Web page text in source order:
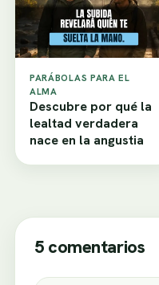
PARÁBOLAS PARA EL
ALMA
Descubre por qué la
lealtad verdadera
nace en la angustia
5 comentarios